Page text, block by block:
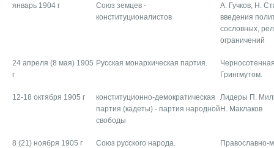
январь 1904 г
Союз земцев -
конституционалистов
А. Гучков, Н.
введения
сословных,
ограничений
24 апреля (8 мая) 1905
г
Русская монархическая партия.
Грингмутом.
12-18 октября 1905 г
конституционно-демократическая
партия (кадеты) - партия народной
свободы
Лидеры П.
Н. Маклаков
8 (21) ноября 1905 г Союз русского народа.
Православно-